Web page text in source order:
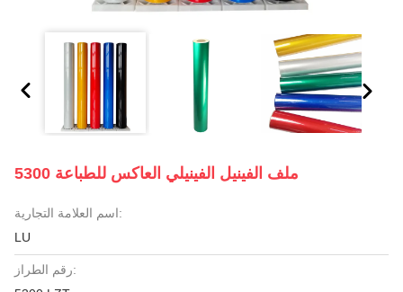
5300 ملف الفينيل الفينيلي العاكس للطباعة
اسم العلامة التجارية:
LU
رقم الطراز: